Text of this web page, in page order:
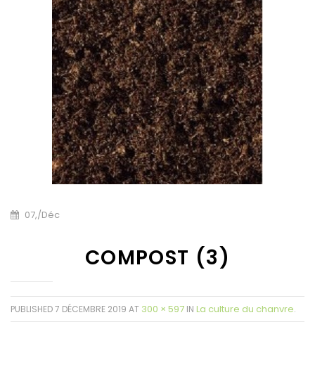
07,/Déc
COMPOST (3)
PUBLISHED7 DÉCEMBRE 2019 AT 300 × 597 IN La culture du chanvre.